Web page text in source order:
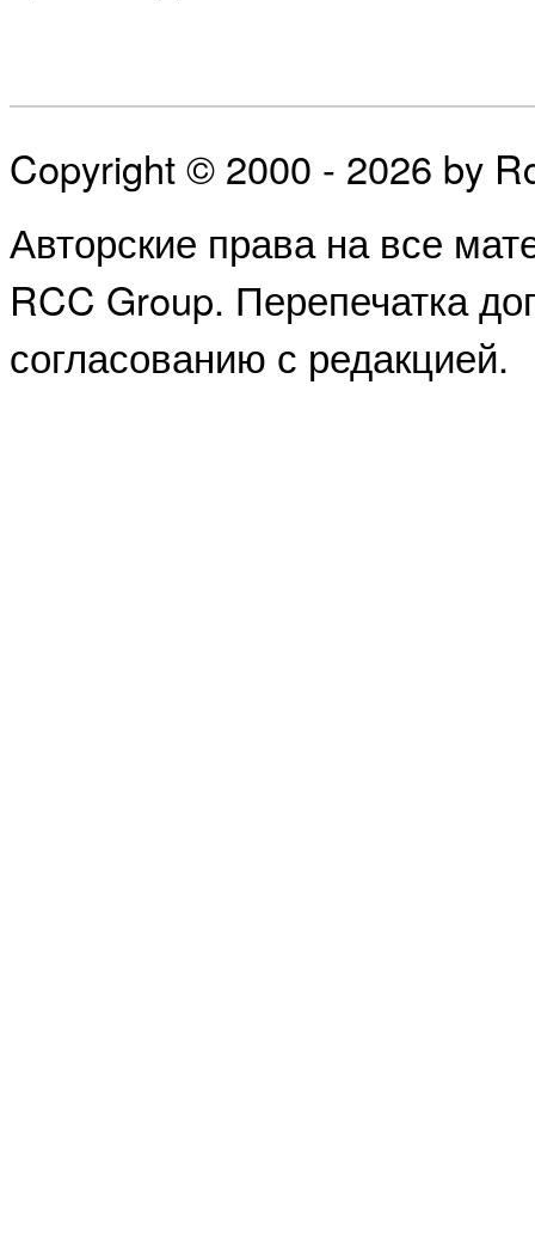
Copyright © 2000 - 2026 by
Авторские права на все
RCC Group. Перепечатка
согласованию с редакцией.